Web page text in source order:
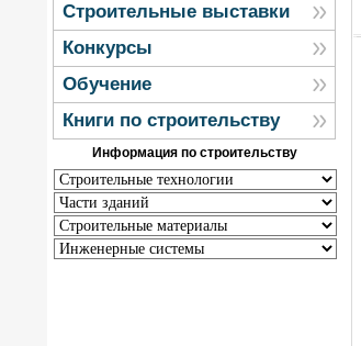
Строительные выставки
Конкурсы
Обучение
Книги по строительству
Информация по строительству